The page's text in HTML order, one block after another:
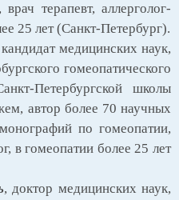
терапевт, аллерголог-
25 лет (Санкт-Петербург).
кандидат медицинских наук,
гомеопатического
Петербургской школы
автор более 70 научных
по гомеопатии,
в гомеопатии более 25 лет
, доктор медицинских наук,